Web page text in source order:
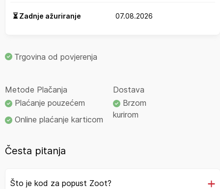
⏳ Zadnje ažuriranje 07.08.2026
Trgovina od povjerenja
Metode Plačanja
Plaćanje pouzećem
Online plaćanje karticom
Dostava
Brzom
kurirom
Česta pitanja
Što je kod za popust Zoot?